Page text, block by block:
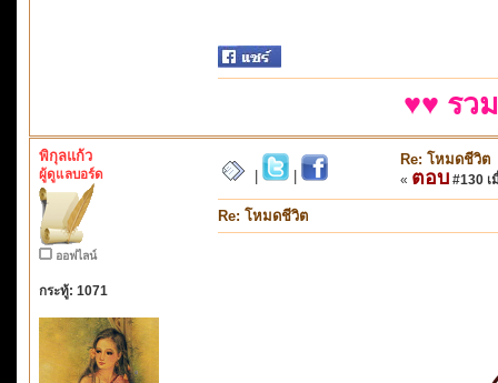
♥♥ รว
พิกุลแก้ว
ผู้ดูแลบอร์ด
ออฟไลน์
กระทู้: 1071
Re: โหมดชีวิต
« ตอบ #130 เ
Re: โหมดชีวิต